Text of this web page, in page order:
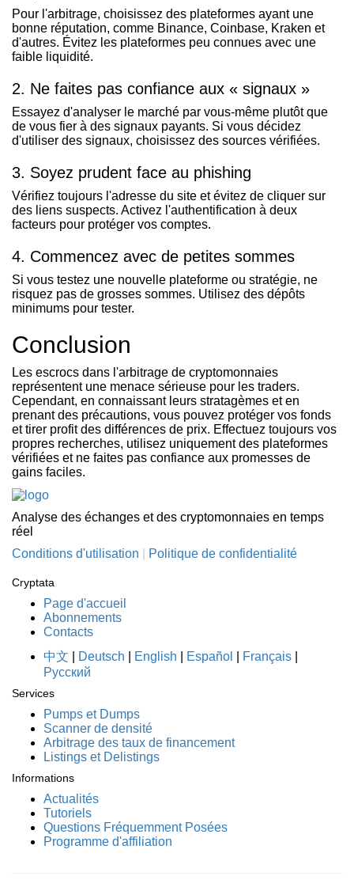
Pour l'arbitrage, choisissez des plateformes ayant une
bonne réputation, comme Binance, Coinbase, Kraken et
d'autres. Évitez les plateformes peu connues avec une
faible liquidité.
2. Ne faites pas confiance aux « signaux »
Essayez d'analyser le marché par vous-même plutôt que
de vous fier à des signaux payants. Si vous décidez
d'utiliser des signaux, choisissez des sources vérifiées.
3. Soyez prudent face au phishing
Vérifiez toujours l'adresse du site et évitez de cliquer sur
des liens suspects. Activez l'authentification à deux
facteurs pour protéger vos comptes.
4. Commencez avec de petites sommes
Si vous testez une nouvelle plateforme ou stratégie, ne
risquez pas de grosses sommes. Utilisez des dépôts
minimums pour tester.
Conclusion
Les escrocs dans l'arbitrage de cryptomonnaies
représentent une menace sérieuse pour les traders.
Cependant, en connaissant leurs stratagèmes et en
prenant des précautions, vous pouvez protéger vos fonds
et tirer profit des différences de prix. Effectuez toujours vos
propres recherches, utilisez uniquement des plateformes
vérifiées et ne faites pas confiance aux promesses de
gains faciles.
Analyse des échanges et des cryptomonnaies en temps
réel
Conditions d'utilisation
Politique de confidentialité
Cryptata
Page d'accueil
Abonnements
Contacts
中文
Deutsch English Español Français
Русский
Services
Pumps et Dumps
Scanner de densité
Arbitrage des taux de financement
Listings et Delistings
Informations
Actualités
Tutoriels
Questions Fréquemment Posées
Programme d'affiliation